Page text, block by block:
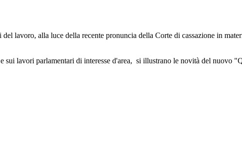
lavoro, alla luce della recente pronuncia della Corte di cassazione in
lavori parlamentari di interesse d'area, si illustrano le novità del nuovo